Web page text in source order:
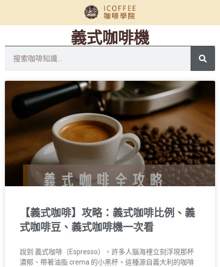
義式咖啡機
【義式咖啡】攻略：義式咖啡比例、義
式咖啡豆、義式咖啡機一次看
說到 義式咖啡（Espresso），許多人腦海裡立刻浮現那杯
濃郁、帶著油脂 crema 的小黑杯。這種源自義大利的咖啡